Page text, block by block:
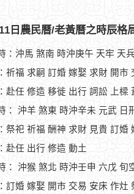
日農民曆/老黃曆之時辰格
：沖馬 煞南 時沖庚午 天牢 天
祈福 求嗣 訂婚 嫁娶 求財 開市
赴任 修造 移徙 出行 詞訟 上樑
： 沖羊 煞東 時沖辛未 元武 日
祭祀 祈福 酬神 求財 見貴 訂婚
赴任 出行 修造 動土
： 沖猴 煞北 時沖壬申 六戊 旬
訂婚 嫁娶 開市 交易 安床 作灶